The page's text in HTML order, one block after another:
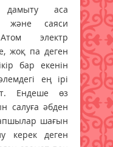
дамыту аса
және саяси
электр
жоқ па деген
бар екенін
ең ірі
Ендеше өз
салуға әбден
шағын
керек деген